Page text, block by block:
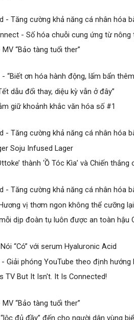
- Tăng cường khả năng cá nhân hóa
- Số hóa chuỗi cung ứng từ
“Bảo tàng tuổi ther”
“Biết ơn hóa hành động, lấm bẩn
dẫu đổi thay, diệu kỳ vẫn ở đây”
giữ khoảnh khắc văn hóa số #1
- Tăng cường khả năng cá nhân hóa
Soju Infused Lager
thành ‘Ồ Tóc Kìa’ và Chiến thắng
- Tăng cường khả năng cá nhân hóa
vị thơm ngon không thể cưỡng
dịp đoàn tụ luôn được an toàn hậu
“Có” với serum Hyaluronic Acid
Giải phóng YouTube theo định
TV But It Isn't. It Is Connected!
“Bảo tàng tuổi ther”